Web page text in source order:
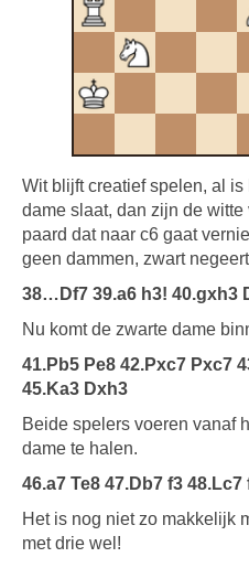
Wit blijft creatief spelen, al
dame slaat, dan zijn de
paard dat naar c6 gaat
geen dammen, zwart
38…Df7 39.a6 h3! 40.gxh3
Nu komt de zwarte dame
41.Pb5 Pe8 42.Pxc7 Pxc7
45.Ka3 Dxh3
Beide spelers voeren vanaf
dame te halen.
46.a7 Te8 47.Db7 f3
Het is nog niet zo makkelijk
met drie wel!